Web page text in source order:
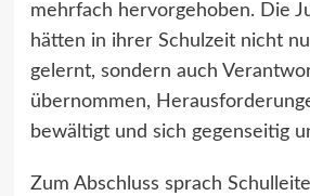
mehrfach hervorgehoben. Die
hätten in ihrer Schulzeit nicht
gelernt, sondern auch
übernommen,
bewältigt und sich gegenseitig
Zum Abschluss sprach